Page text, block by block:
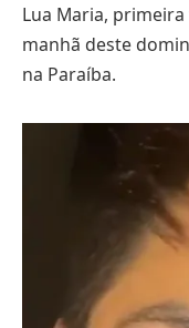
Lua Maria,
manhã deste
na Paraíba.